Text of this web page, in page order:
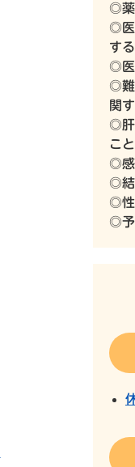
◎薬
◎医
す
◎医
◎難
関
◎肝
こと
◎感
◎結
◎性
◎予